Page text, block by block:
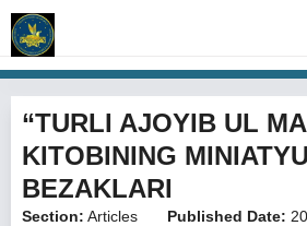
“TURLI AJOYIB UL
KITOBINING
BEZAKLARI
Section: Articles Published Date: